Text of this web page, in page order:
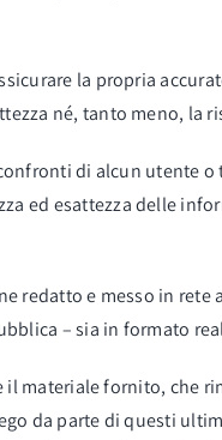
la propria
né, tanto meno,
di alcun
ed esattezza delle
redatto e messo in
– sia in formato
materiale fornito, che
da parte di questi